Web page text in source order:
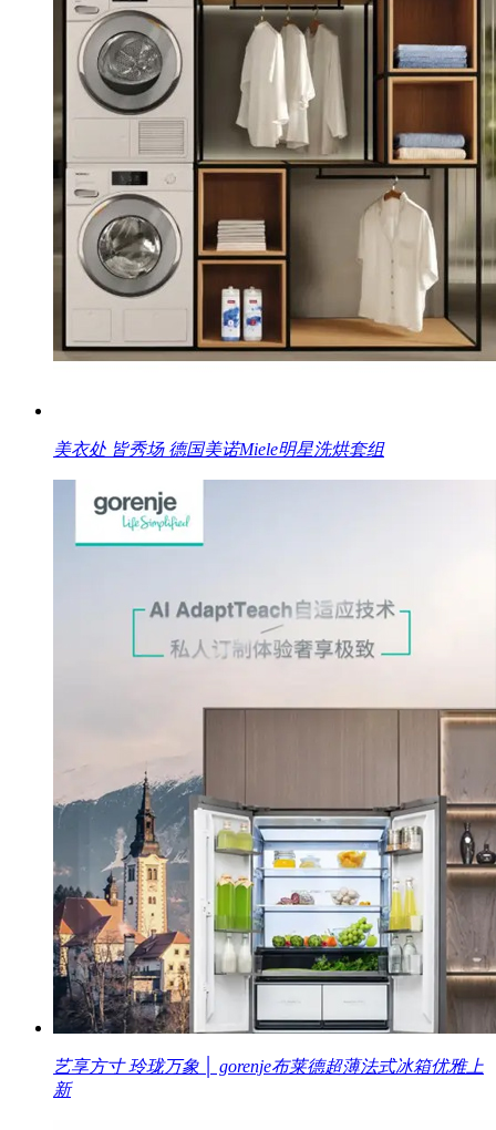
美衣处 皆秀场 德国美诺Miele明星洗烘套组
艺享方寸 玲珑万象 │ gorenje布莱德超薄法式冰箱优雅上
新